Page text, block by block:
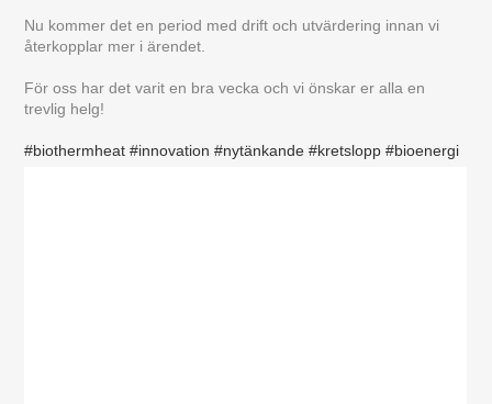
Nu kommer det en period med drift och utvärdering innan vi
återkopplar mer i ärendet.
För oss har det varit en bra vecka och vi önskar er alla en
trevlig helg!
#biothermheat #innovation #nytänkande #kretslopp #bioenergi